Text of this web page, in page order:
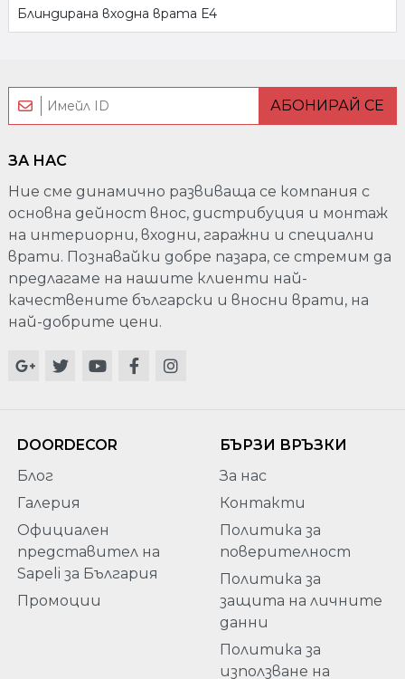
Блиндирана входна врата Е4
АБОНИРАЙ СЕ
ЗА НАС
Ние сме динамично развиваща се компания с
основна дейност внос, дистрибуция и монтаж
на интериорни, входни, гаражни и специални
врати. Познавайки добре пазара, се стремим да
предлагаме на нашите клиенти най-
качествените български и вносни врати, на
най-добрите цени.
DOORDECOR
Блог
Галерия
Официален
представител на
Sapeli за България
Промоции
БЪРЗИ ВРЪЗКИ
За нас
Контакти
Политика за
поверителност
Политика за
защита на личните
данни
Политика за
използване на